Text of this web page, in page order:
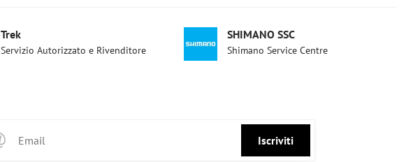
Trek
Servizio Autorizzato e Rivenditore
SHIMANO SSC
Shimano Service Centre
Iscriviti